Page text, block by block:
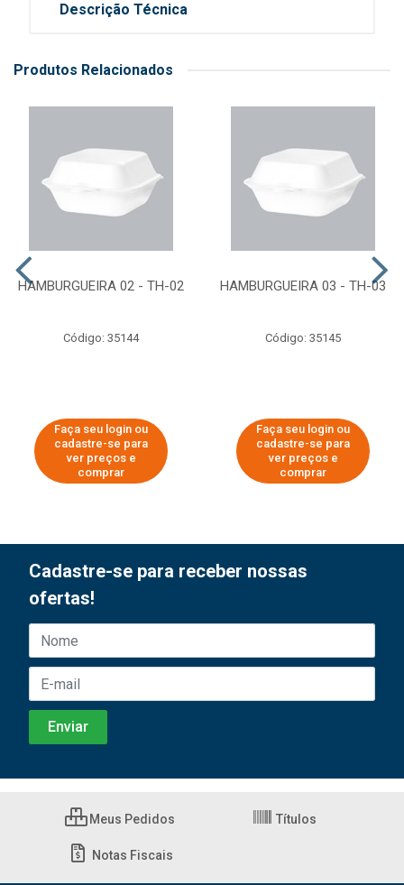
Descrição Técnica
Produtos Relacionados
HAMBURGUEIRA 02 - TH-02
Código: 35144
Faça seu login ou
cadastre-se para
ver preços e
comprar
HAMBURGUEIRA 03 - TH-03
Código: 35145
Faça seu login ou
cadastre-se para
ver preços e
comprar
Cadastre-se para receber nossas
ofertas!
Meus Pedidos Títulos
Notas Fiscais